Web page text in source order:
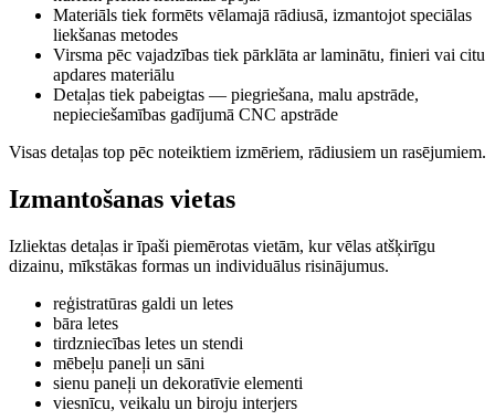
Materiāls tiek formēts vēlamajā rādiusā, izmantojot speciālas
liekšanas metodes
Virsma pēc vajadzības tiek pārklāta ar laminātu, finieri vai citu
apdares materiālu
Detaļas tiek pabeigtas — piegriešana, malu apstrāde,
nepieciešamības gadījumā CNC apstrāde
Visas detaļas top pēc noteiktiem izmēriem, rādiusiem un rasējumiem.
Izmantošanas vietas
Izliektas detaļas ir īpaši piemērotas vietām, kur vēlas atšķirīgu
dizainu, mīkstākas formas un individuālus risinājumus.
reģistratūras galdi un letes
bāra letes
tirdzniecības letes un stendi
mēbeļu paneļi un sāni
sienu paneļi un dekoratīvie elementi
viesnīcu, veikalu un biroju interjers